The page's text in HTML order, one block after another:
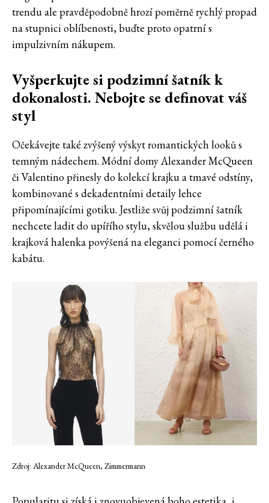
trendu ale pravděpodobně hrozí poměrně rychlý propad
na stupnici oblíbenosti, buďte proto opatrní s
impulzivním nákupem.
Vyšperkujte si podzimní šatník k
dokonalosti. Nebojte se definovat váš
styl
Očekávejte také zvýšený výskyt romantických looků s
temným nádechem. Módní domy Alexander McQueen
či Valentino přinesly do kolekcí krajku a tmavé odstíny,
kombinované s dekadentními detaily lehce
připomínajícími gotiku. Jestliže svůj podzimní šatník
nechcete ladit do upířího stylu, skvělou službu udělá i
krajková halenka povýšená na eleganci pomocí černého
kabátu.
Zdroj: Alexander McQueen, Zimmermann